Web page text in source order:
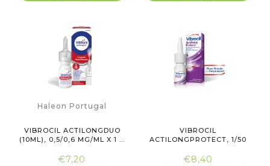
Haleon Portugal
VIBROCIL ACTILONGDUO
(10ML), 0,5/0,6 MG/ML X 1 ...
€7,20
VIBROCIL
ACTILONGPROTECT, 1/50
€8,40